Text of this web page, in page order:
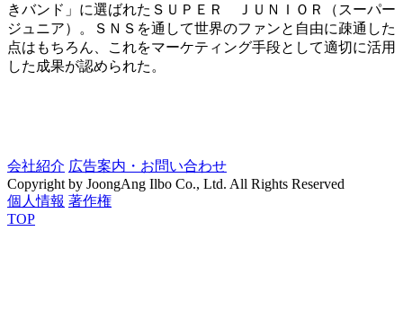
きバンド」に選ばれたＳＵＰＥＲ ＪＵＮＩＯＲ（スーパー
ジュニア）。ＳＮＳを通して世界のファンと自由に疎通した
点はもちろん、これをマーケティング手段として適切に活用
した成果が認められた。
会社紹介 広告案内・お問い合わせ
Copyright by JoongAng Ilbo Co., Ltd. All Rights Reserved
個人情報 著作権
TOP